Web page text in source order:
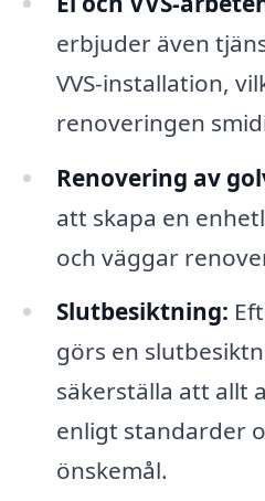
erbjuder även
VVS-installation,
renoveringen
Renovering av
att skapa en
och väggar
Slutbesiktning:
görs en
säkerställa att allt
enligt standarder
önskemål.